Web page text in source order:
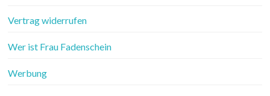
Vertrag widerrufen
Wer ist Frau Fadenschein
Werbung